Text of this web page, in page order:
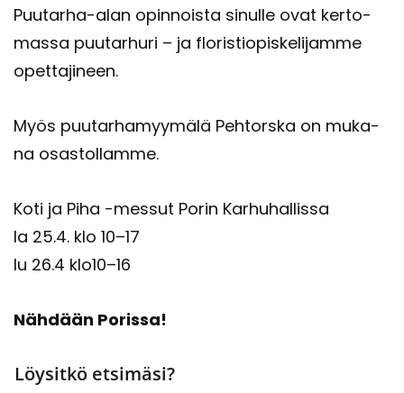
Puutarha-​alan opin­nois­ta si­nul­le ovat ker­to­
mas­sa puu­tar­hu­ri – ja flo­ris­tio­pis­ke­li­jam­me
opet­ta­ji­neen.
Myös puu­tar­ha­myy­mä­lä Peh­tors­ka on mu­ka­
na osas­tol­lam­me.
Koti ja Piha -​​messut Porin Kar­hu­hal­lis­sa
la 25.4. klo 10–17
lu 26.4 klo10–16
Näh­dään Po­ris­sa!
Löysitkö etsimäsi?